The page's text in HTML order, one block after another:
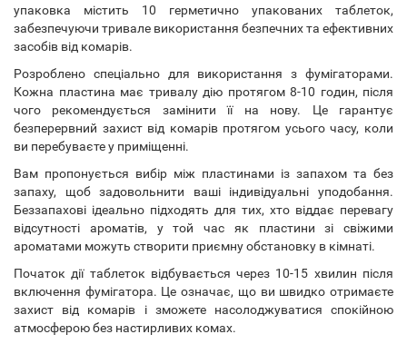
упаковка містить 10 герметично упакованих таблеток,
забезпечуючи тривале використання безпечних та ефективних
засобів від комарів.
Розроблено спеціально для використання з фумігаторами.
Кожна пластина має тривалу дію протягом 8-10 годин, після
чого рекомендується замінити її на нову. Це гарантує
безперервний захист від комарів протягом усього часу, коли
ви перебуваєте у приміщенні.
Вам пропонується вибір між пластинами із запахом та без
запаху, щоб задовольнити ваші індивідуальні уподобання.
Беззапахові ідеально підходять для тих, хто віддає перевагу
відсутності ароматів, у той час як пластини зі свіжими
ароматами можуть створити приємну обстановку в кімнаті.
Початок дії таблеток відбувається через 10-15 хвилин після
включення фумігатора. Це означає, що ви швидко отримаєте
захист від комарів і зможете насолоджуватися спокійною
атмосферою без настирливих комах.